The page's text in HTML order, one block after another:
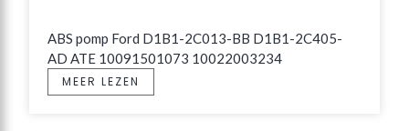
ABS pomp Ford D1B1-2C013-BB D1B1-2C405-
AD ATE 10091501073 10022003234
MEER LEZEN